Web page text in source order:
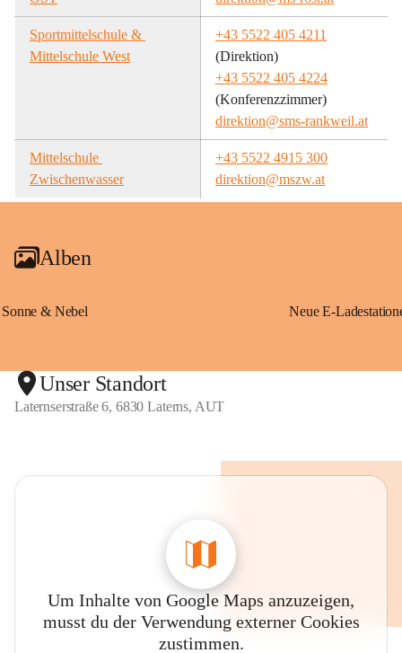
Sportmittelschule &
Mittelschule West
+43 5522 405 4211
(Direktion)
+43 5522 405 4224
(Konferenzzimmer)
direktion@sms-rankweil.at
Mittelschule
Zwischenwasser
+43 5522 4915 300
direktion@mszw.at
Alben
Sonne & Nebel
Unser Standort
Laternserstraße 6, 6830 Laterns, AUT
Um Inhalte von Google Maps anzuzeigen,
musst du der Verwendung externer Cookies
zustimmen.